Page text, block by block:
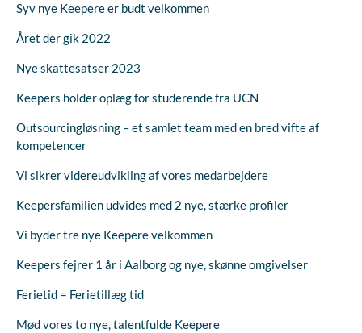
Syv nye Keepere er budt velkommen
Året der gik 2022
Nye skattesatser 2023
Keepers holder oplæg for studerende fra UCN
Outsourcingløsning – et samlet team med en bred vifte af
kompetencer
Vi sikrer videreudvikling af vores medarbejdere
Keepersfamilien udvides med 2 nye, stærke profiler
Vi byder tre nye Keepere velkommen
Keepers fejrer 1 år i Aalborg og nye, skønne omgivelser
Ferietid = Ferietillæg tid
Mød vores to nye, talentfulde Keepere